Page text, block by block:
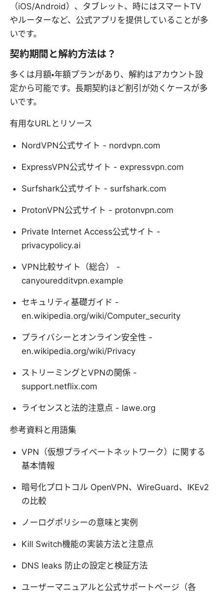
（iOS/Android）、タブレット、時にはスマートTV
やルーターなど、公式アプリを提供していることが多
いです。
契約期間と解約方法は？
多くは月額・年額プランがあり、解約はアカウント設
定から可能です。長期契約ほど割引が効くケースが多
いです。
有用なURLとリソース
NordVPN公式サイト - nordvpn.com
ExpressVPN公式サイト - expressvpn.com
Surfshark公式サイト - surfshark.com
ProtonVPN公式サイト - protonvpn.com
Private Internet Access公式サイト -
privacypolicy.ai
VPN比較サイト（総合） -
canyouredditvpn.example
セキュリティ基礎ガイド -
en.wikipedia.org/wiki/Computer_security
プライバシーとオンライン安全性 -
en.wikipedia.org/wiki/Privacy
ストリーミングとVPNの関係 -
support.netflix.com
ライセンスと法的注意点 - lawe.org
参考資料と用語集
VPN（仮想プライベートネットワーク）に関する
基本情報
暗号化プロトコル OpenVPN、WireGuard、IKEv2
の比較
ノーログポリシーの意味と実例
Kill Switch機能の実装方法と注意点
DNS leaks 防止の設定と検証方法
ユーザーマニュアルと公式サポートページ（各